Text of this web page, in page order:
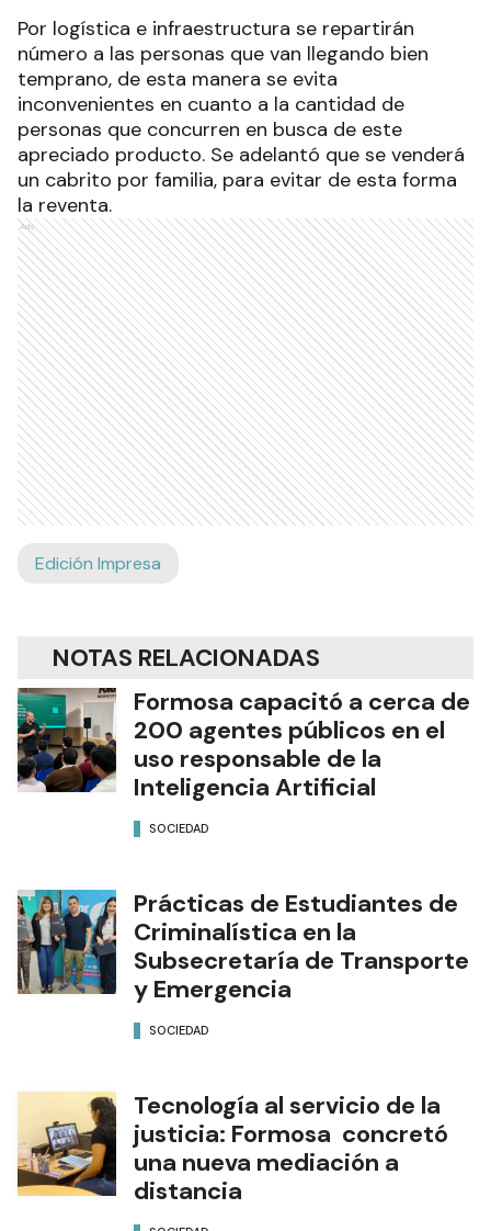
Por logística e infraestructura se repartirán
número a las personas que van llegando bien
temprano, de esta manera se evita
inconvenientes en cuanto a la cantidad de
personas que concurren en busca de este
apreciado producto. Se adelantó que se venderá
un cabrito por familia, para evitar de esta forma
la reventa.
Ads
Edición Impresa
NOTAS RELACIONADAS
Formosa capacitó a cerca de
200 agentes públicos en el
uso responsable de la
Inteligencia Artificial
SOCIEDAD
Prácticas de Estudiantes de
Criminalística en la
Subsecretaría de Transporte
y Emergencia
SOCIEDAD
Tecnología al servicio de la
justicia: Formosa concretó
una nueva mediación a
distancia